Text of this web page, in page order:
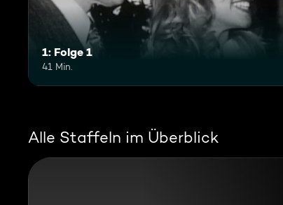
1: Folge 1
41 Min.
Alle Staffeln im Überblick